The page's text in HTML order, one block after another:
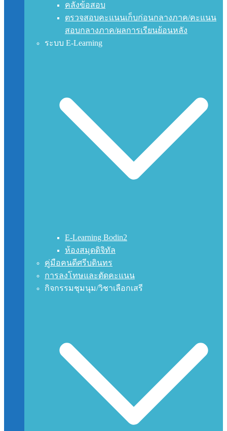
คลังข้อสอบ
ตรวจสอบคะแนนเก็บก่อนกลางภาค/คะแนน
สอบกลางภาค/ผลการเรียนย้อนหลัง
ระบบ E-Learning
E-Learning Bodin2
ห้องสมุดดิจิทัล
คู่มือคนดีศรีบดินทร
การลงโทษและตัดคะแนน
กิจกรรมชุมนุม/วิชาเลือกเสรี